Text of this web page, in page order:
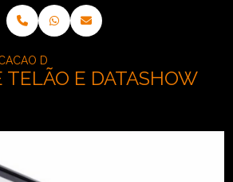
DE TELAO E DATASHOW
TELÃO E DATASHOW